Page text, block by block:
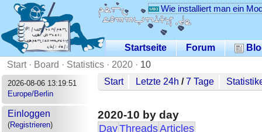
Wie installiert man ein
Startseite Forum
Start· Board · Statistics · 2020 · 10
2026-08-06 13:19:51
Europe/Berlin
Einloggen
(Registrieren)
Start Letzte 24h /7 Tage
2020-10 by day
DayThreadsArticles